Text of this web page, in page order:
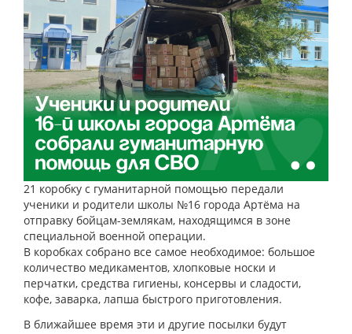
21 коробку с гуманитарной помощью передали
ученики и родители школы №16 города Артёма на
отправку бойцам-землякам, находящимся в зоне
специальной военной операции.
В коробках собрано все самое необходимое: большое
количество медикаментов, хлопковые носки и
перчатки, средства гигиены, консервы и сладости,
кофе, заварка, лапша быстрого приготовления.
В ближайшее время эти и другие посылки будут